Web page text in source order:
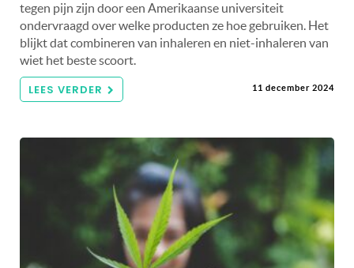
tegen pijn zijn door een Amerikaanse universiteit
ondervraagd over welke producten ze hoe gebruiken. Het
blijkt dat combineren van inhaleren en niet-inhaleren van
wiet het beste scoort.
LEES VERDER 11 december 2024